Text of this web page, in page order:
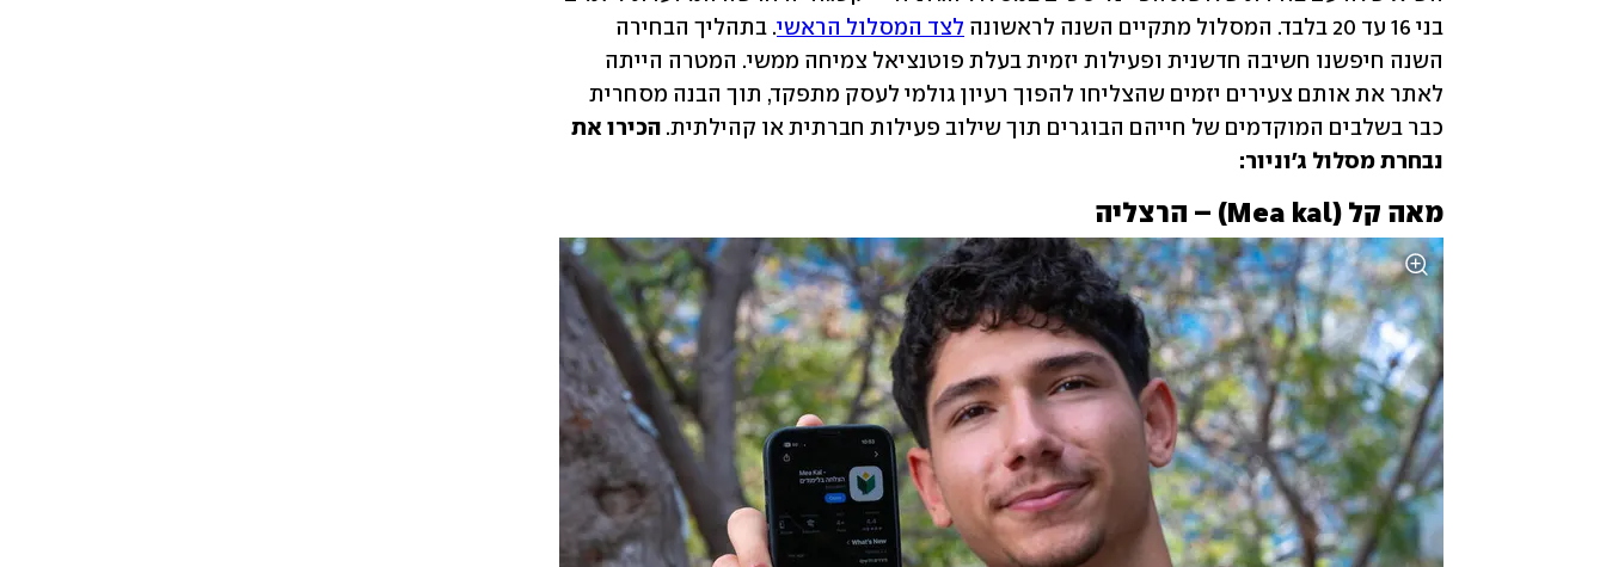
בני 16 עד 20 בלבד. המסלול מתקיים השנה לראשונה
לצד המסלול הראשי
כבר בשלבים המוקדמים של חייהם הבוגרים תוך שילוב פעילות חברתית או קהילתית.
נבחרת מסלול ג'וניור:
מאה קל (Mea kal) – הרצליה